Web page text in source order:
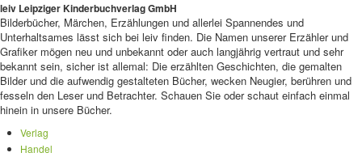
leiv Leipziger Kinderbuchverlag GmbH
Bilderbücher, Märchen, Erzählungen und allerlei Spannendes und
Unterhaltsames lässt sich bei leiv finden. Die Namen unserer Erzähler und
Grafiker mögen neu und unbekannt oder auch langjährig vertraut und sehr
bekannt sein, sicher ist allemal: Die erzählten Geschichten, die gemalten
Bilder und die aufwendig gestalteten Bücher, wecken Neugier, berühren und
fesseln den Leser und Betrachter. Schauen Sie oder schaut einfach einmal
hinein in unsere Bücher.
Verlag
Handel